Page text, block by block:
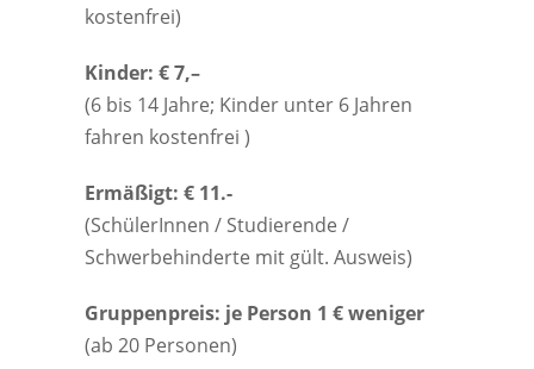
kostenfrei)
Kinder: € 7,–
(6 bis 14 Jahre; Kinder unter 6 Jahren
fahren kostenfrei )
Ermäßigt: € 11.-
(SchülerInnen / Studierende /
Schwerbehinderte mit gült. Ausweis)
Gruppenpreis: je Person 1 € weniger
(ab 20 Personen)